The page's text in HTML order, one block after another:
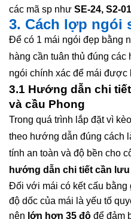
các mã sp như SE-24, S2-01
3. Cách lợp ngói
Để có 1 mái ngói đẹp bằng
hàng cần tuân thủ đúng
ngói chính xác để mái được
3.1 Hướng dẫn chi
và cầu Phong
Trong quá trình lắp đặt vì
theo hướng dẫn đúng cách
tính an toàn và độ bền cho
hướng dẫn chi tiết cần
Đối với mái có kết cấu bằng
độ dốc của mái là yếu tố
nên lớn hơn 35 độ để đảm